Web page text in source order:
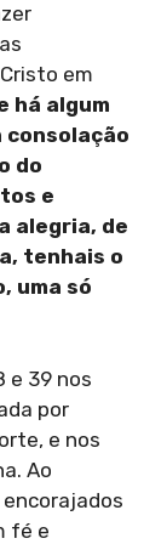
em
há algum
consolação
do
e
alegria, de
tenhais o
uma só
e 39 nos
por
e nos
Ao
fé e